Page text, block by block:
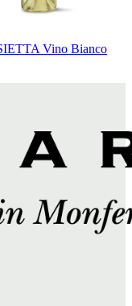
Vino Bianco